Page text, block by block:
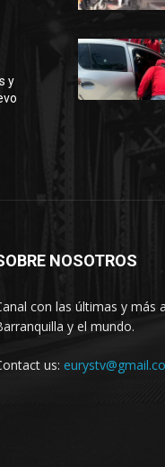
y
NOSOTROS
con las últimas y más
y el mundo.
us: